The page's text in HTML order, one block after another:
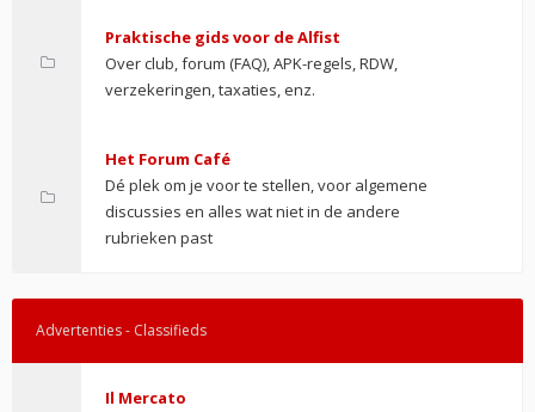
Praktische gids voor de Alfist
Over club, forum (FAQ), APK-regels, RDW,
verzekeringen, taxaties, enz.
Het Forum Café
Dé plek om je voor te stellen, voor algemene
discussies en alles wat niet in de andere
rubrieken past
Advertenties - Classifieds
Il Mercato